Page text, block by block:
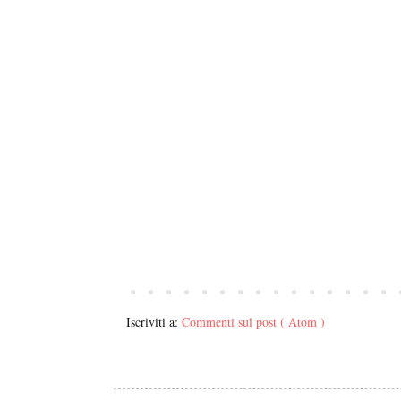
Iscriviti a: Commenti sul post ( Atom )